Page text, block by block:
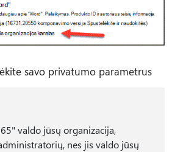
savo privatumo parametrus
valdo jūsų organizacija,
nes jis valdo jūsų